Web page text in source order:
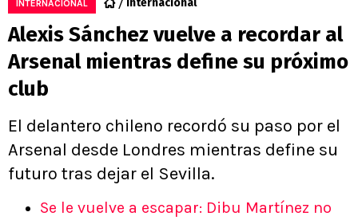
INTERNACIONAL Internacional
Alexis Sánchez vuelve a recordar al
Arsenal mientras define su próximo
club
El delantero chileno recordó su paso por el
Arsenal desde Londres mientras define su
futuro tras dejar el Sevilla.
Se le vuelve a escapar: Dibu Martínez no